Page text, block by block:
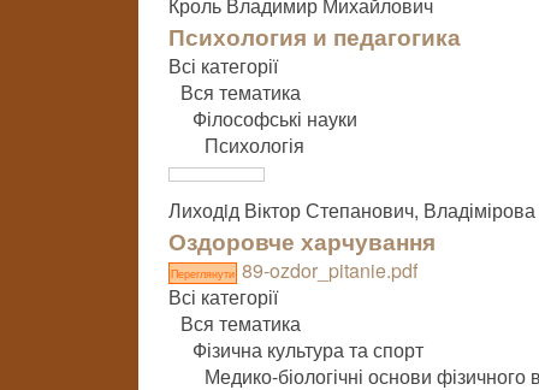
Психология и педагогика
Всі категорії
Вся тематика
Філософські науки
Психологія
Лиходiд Віктор Степанович,
Оздоровче харчування
Переглянути 89-ozdor_pitanie.pdf
Всі категорії
Вся тематика
Фізична культура та спорт
Медико-біологічні основи фізичного